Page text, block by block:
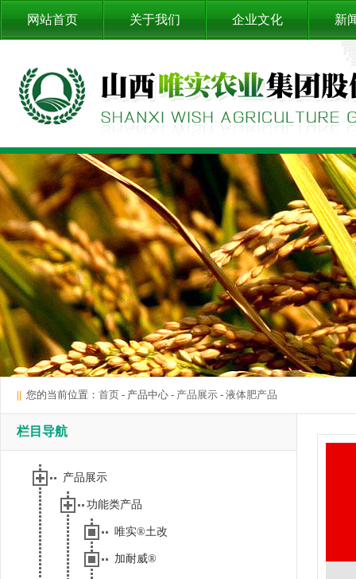
网站首页 关于我们 企业文化 新
|| 您的当前位置： 首页 - 产品中心 - 产品展示 - 液体肥产品
栏目导航
产品展示
功能类产品
唯实®土改
加耐威®